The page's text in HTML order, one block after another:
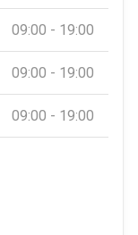
09:00 - 19:00
09:00 - 19:00
09:00 - 19:00